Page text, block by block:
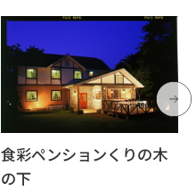
食彩ペンションくりの木
の下